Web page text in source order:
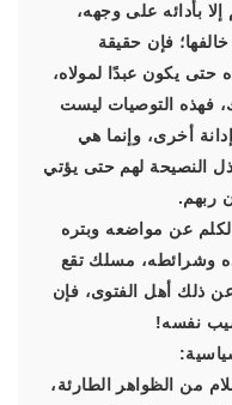
بأدائه على وجهه،
فإن حقيقة
حتى يكون عبدًا لمولاه،
فهذه التوصيات ليست
أخرى، وإنما هي
النصيحة لهم حتى يؤتي
ربهم.
الكلم عن مواضعه وبتره
وشرائطه، مسلك تقع
ذلك أهل الفتوى، فإن
نفسه!
من الظواهر الطارئة،